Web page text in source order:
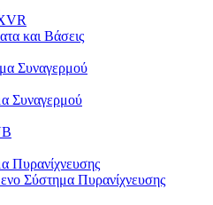
και Βάσεις
Συναγερμού
Συναγερμού
Πυρανίχνευσης
Σύστημα Πυρανίχνευσης